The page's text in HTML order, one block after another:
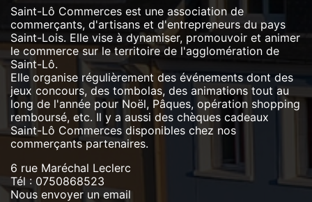
Saint-Lô Commerces est une association de
commerçants, d'artisans et d'entrepreneurs du pays
Saint-Lois. Elle vise à dynamiser, promouvoir et animer
le commerce sur le territoire de l'agglomération de
Saint-Lô.
Elle organise régulièrement des événements dont des
jeux concours, des tombolas, des animations tout au
long de l'année pour Noël, Pâques, opération shopping
remboursé, etc. Il y a aussi des chèques cadeaux
Saint-Lô Commerces disponibles chez nos
commerçants partenaires.
6 rue Maréchal Leclerc
Tél : 0750868523
Nous envoyer un email